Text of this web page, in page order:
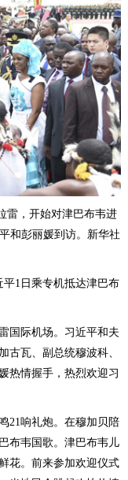
，开始对津巴布韦进
和彭丽媛到访。新华社
1日乘专机抵达津巴布
国际机场。习近平和夫
古瓦、副总统穆波科、
热情握手，热烈欢迎习
响礼炮。在穆加贝陪
布韦国歌。津巴布韦儿
花。前来参加欢迎仪式